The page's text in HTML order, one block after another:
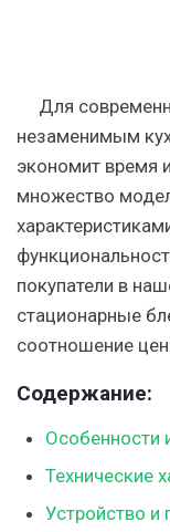
Для
незаменимым
экономит время
множество
покупатели в
стационарные
соотношение
Содержание:
Особенности
Технические
Устройство и